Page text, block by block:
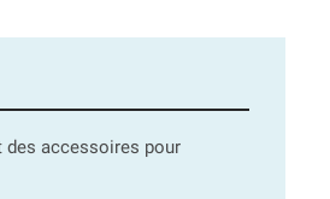
des accessoires pour